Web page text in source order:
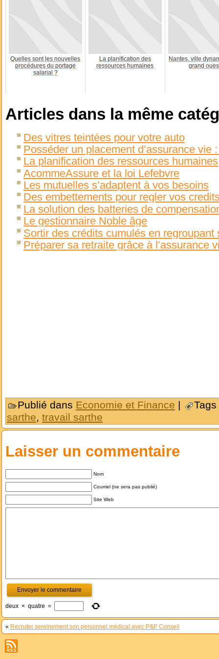
Quelles sont les nouvelles
procédures du portage
salarial ?
La planification des
ressources humaines
Nantes, ville
grand
Articles dans la même
Des vitres teintées pour votre auto
Posséder un placement d’assurance vie
La planification des ressources humaines
AcommeAssure et la loi Lefebvre
Les mutuelles s’adaptent à vos besoins
Des embettements pour regler vos
La solution des batteries de
Le gestionnaire Noble âge
Sortir des crédits cumulés en regroupant
Préparer sa retraite grâce à l’assurance
Publié dans Economie et Finance |
sarthe, travail sarthe
Laisser un commentaire
Nom
Courriel (ne sera pas publié)
Site Web
deux × quatre =
« Recruter sereinement son personnel médical avec P&P Conseil